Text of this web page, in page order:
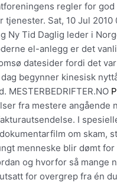
regler for
tjenester. Sat, 10 Jul
Ny Tid Daglig leder i
el-anlegg er det
datesider fordi det
begynner kinesisk
MESTERBEDRIFTER.NO
fra mestere
I
om skam,
menneske blir dømt
og hvorfor så mange
for overgrep fra én